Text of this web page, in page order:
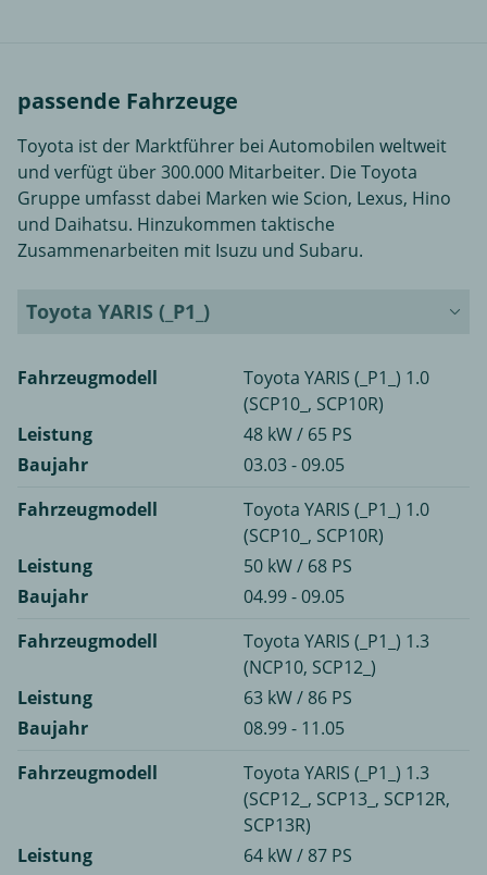
passende Fahrzeuge
Toyota ist der Marktführer bei Automobilen weltweit
und verfügt über 300.000 Mitarbeiter. Die Toyota
Gruppe umfasst dabei Marken wie Scion, Lexus, Hino
und Daihatsu. Hinzukommen taktische
Zusammenarbeiten mit Isuzu und Subaru.
Toyota YARIS (_P1_)
Fahrzeugmodell
Toyota YARIS (_P1_) 1.0
(SCP10_, SCP10R)
Leistung
48 kW / 65 PS
Baujahr
03.03 - 09.05
Fahrzeugmodell
Toyota YARIS (_P1_) 1.0
(SCP10_, SCP10R)
Leistung
50 kW / 68 PS
Baujahr
04.99 - 09.05
Fahrzeugmodell
Toyota YARIS (_P1_) 1.3
(NCP10, SCP12_)
Leistung
63 kW / 86 PS
Baujahr
08.99 - 11.05
Fahrzeugmodell
Toyota YARIS (_P1_) 1.3
(SCP12_, SCP13_, SCP12R,
SCP13R)
Leistung
64 kW / 87 PS